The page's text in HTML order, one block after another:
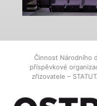
Činnost Národního
příspěvkové
zřizovatele –